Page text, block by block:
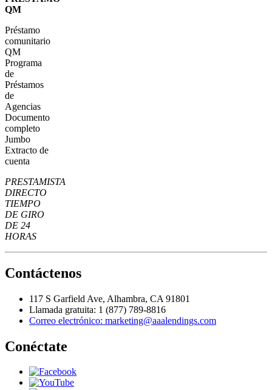
QM
Préstamo
comunitario
QM
Programa
de
Préstamos
de
Agencias
Documento
completo
Jumbo
Extracto de
cuenta
PRESTAMISTA
DIRECTO
TIEMPO
DE GIRO
DE 24
HORAS
Contáctenos
117 S Garfield Ave, Alhambra, CA 91801
Llamada gratuita: 1 (877) 789-8816
Correo electrónico: marketing@aaalendings.com
Conéctate